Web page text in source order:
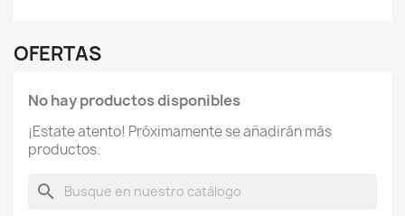
OFERTAS
No hay productos disponibles
¡Estate atento! Próximamente se añadirán más
productos.
search